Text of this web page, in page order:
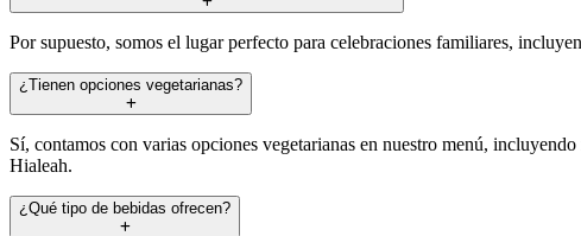
Por supuesto, somos el lugar perfecto para celebraciones familiares,
¿Tienen opciones vegetarianas?
Sí, contamos con varias opciones vegetarianas en nuestro menú,
Hialeah.
¿Qué tipo de bebidas ofrecen?